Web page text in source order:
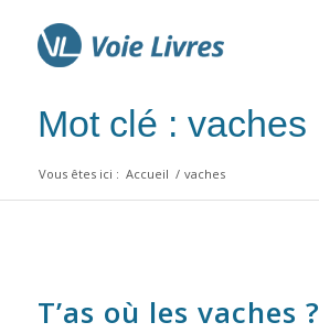
Mot clé : vaches
Vous êtes ici : Accueil / vaches
T’as où les vaches ?